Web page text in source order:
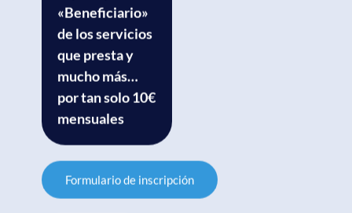
«Beneficiario»
de los servicios
que presta y
mucho más…
por tan solo 10€
mensuales
Formulario de inscripción